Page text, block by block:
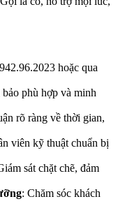
hoặc qua
phù hợp và minh
rõ ràng về thời gian,
viên kỹ thuật chuẩn bị
sát chặt chẽ, đảm
: Chăm sóc khách